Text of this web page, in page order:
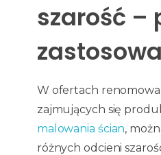
szarość –
W ofertach
zajmujących się
malowania ścian,
różnych odcieni